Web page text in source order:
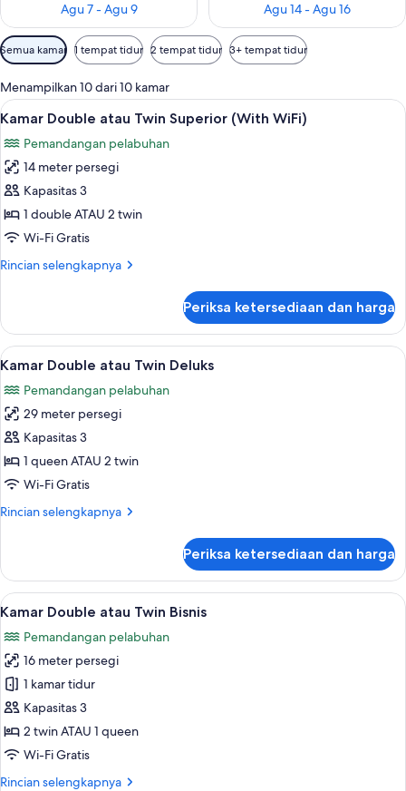
Agu 7 - Agu 9
Agu 14 - Agu 16
Filter
tersedia
untuk
kamar
Semua kamar 1 tempat tidur 2 tempat tidur 3+ tempat tidur
Menampilkan 10 dari 10 kamar
Lihat
semua
foto
untuk
Kamar
Double
atau
Superior
3
Kamar Double atau Twin Superior (With WiFi)
Pemandangan pelabuhan
14 meter persegi
Kapasitas 3
1 double ATAU 2 twin
Wi-Fi Gratis
Rincian selengkapnya
Rincian
Kamar
Double
atau
Superior
(With
WiFi)
Periksa ketersediaan dan harga
Lihat
semua
foto
untuk
Kamar
Double
atau
Deluks
Kamar Double atau Twin Deluks |
4
Kamar Double atau Twin Deluks
Pemandangan pelabuhan
29 meter persegi
Kapasitas 3
1 queen ATAU 2 twin
Wi-Fi Gratis
Rincian selengkapnya
Rincian
Kamar
Double
atau
Deluks
Periksa ketersediaan dan harga
Lihat
semua
foto
untuk
Kamar
Double
atau
Twin
3
Kamar Double atau Twin Bisnis
Pemandangan pelabuhan
16 meter persegi
1 kamar tidur
Kapasitas 3
2 twin ATAU 1 queen
Wi-Fi Gratis
Rincian selengkapnya
Rincian